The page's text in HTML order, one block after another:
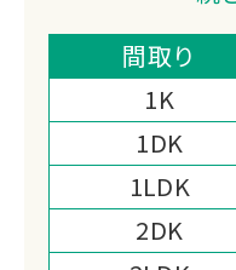
整理・空き家片
います。
開業17年の先駆
お墓の引っ越し
損害保険加入の
間取り
1K
1DK
1LDK
2DK